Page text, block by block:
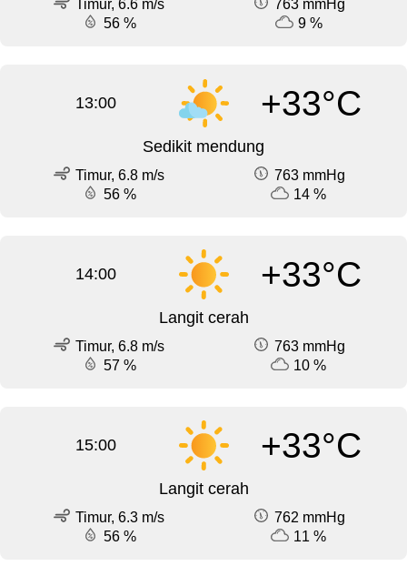
Timur, 6.6 m/s
763 mmHg
56 %
9 %
13:00 +33°C
Sedikit mendung
Timur, 6.8 m/s
763 mmHg
56 %
14 %
14:00 +33°C
Langit cerah
Timur, 6.8 m/s
763 mmHg
57 %
10 %
15:00 +33°C
Langit cerah
Timur, 6.3 m/s
762 mmHg
56 %
11 %